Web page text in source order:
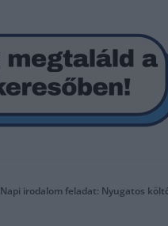
Napi irodalom feladat: Nyugatos